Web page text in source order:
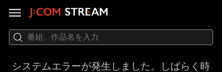
システムエラーが発生しました。しばらく時